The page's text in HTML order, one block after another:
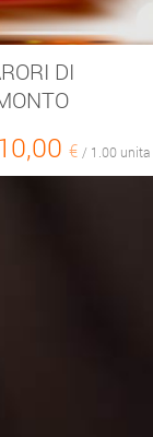
DI
€ / 1.00 unita